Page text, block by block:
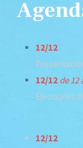
12/12
12/12 de 12
Elecciones
12/12